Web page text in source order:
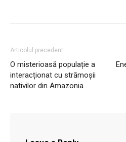
Articolul precedent
O misterioasă populație a
interacționat cu strămoșii
nativilor din Amazonia